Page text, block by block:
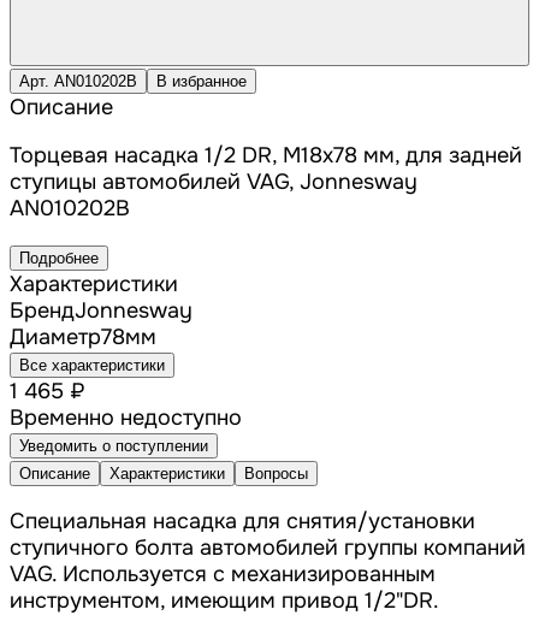
Арт. AN010202B В избранное
Описание
Торцевая насадка 1/2 DR, M18x78 мм, для задней
ступицы автомобилей VAG, Jonnesway
AN010202B
Подробнее
Характеристики
БрендJonnesway
Диаметр78мм
Все характеристики
1 465 ₽
Временно недоступно
Уведомить о поступлении
Описание
Характеристики Вопросы
Специальная насадка для снятия/установки
ступичного болта автомобилей группы компаний
VAG. Используется с механизированным
инструментом, имеющим привод 1/2"DR.